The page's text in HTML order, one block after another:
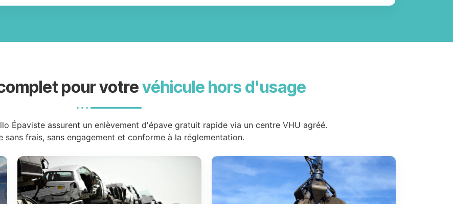
pour votrevéhicule hors d'usage
Épaviste assurent un enlèvement d'épave gratuit rapide via un centre VHU agréé.
sans frais, sans engagement et conforme à la réglementation.